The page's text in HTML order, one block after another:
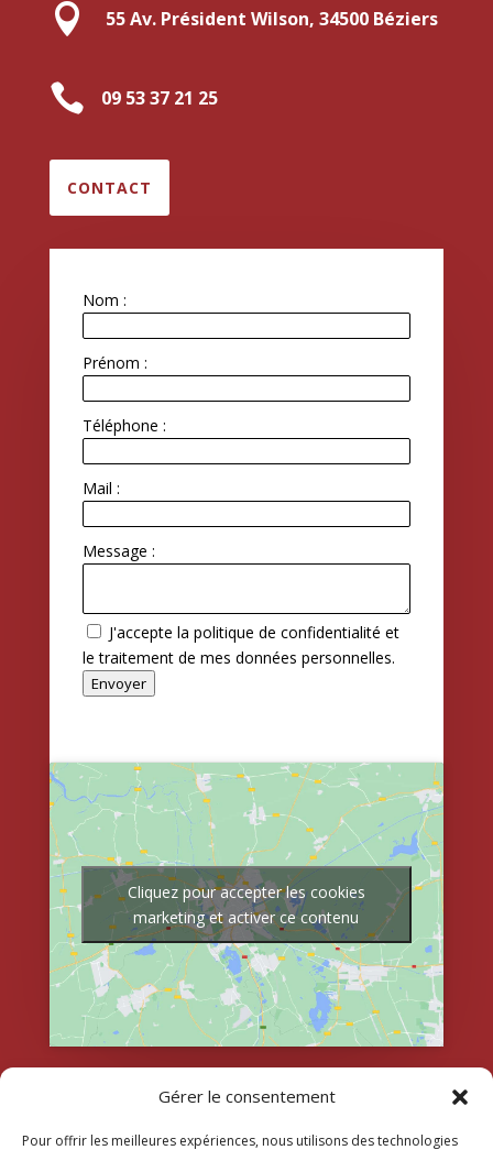
Gérer le consentement
Pour offrir les meilleures expériences, nous utilisons des technologies
 55 Av. Président Wilson, 34500 Béziers
 09 53 37 21 25
CONTACT
Nom :
Prénom :
Téléphone :
Mail :
Message :
J'accepte la politique de confidentialité et
le traitement de mes données personnelles.
Envoyer
Cliquez pour accepter les cookies
marketing et activer ce contenu